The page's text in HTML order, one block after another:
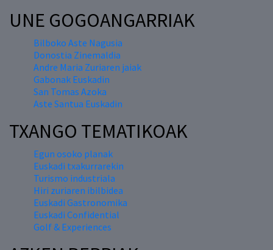
UNE GOGOANGARRIAK
Bilboko Aste Nagusia
Donostia Zinemaldia
Andre Maria Zuriaren jaiak
Gabonak Euskadin
San Tomas Azoka
Aste Santua Euskadin
TXANGO TEMATIKOAK
Egun osoko planak
Euskadi txakurrarekin
Turismo industriala
Hiri zuriaren ibilbidea
Euskadi Gastronomika
Euskadi Confidential
Golf & Experiences